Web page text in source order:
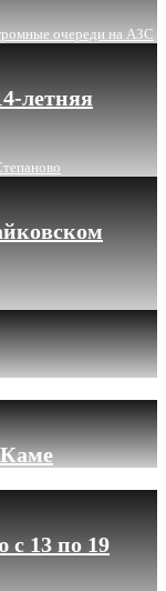
очереди на АЗС
летняя
с 13 по 19